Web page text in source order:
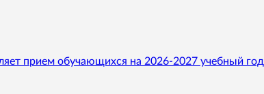
прием обучающихся на 2026-2027 учебный год